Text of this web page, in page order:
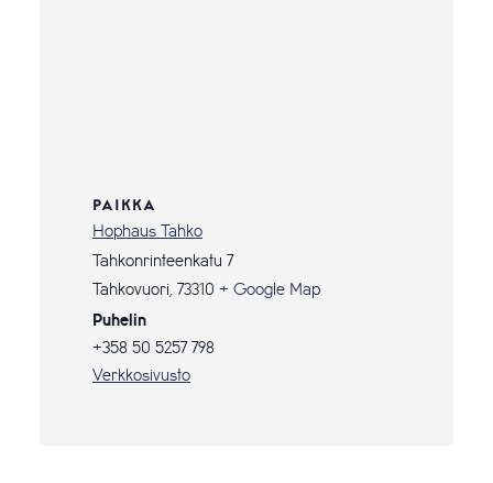
PAIKKA
Hophaus Tahko
Tahkonrinteenkatu 7
Tahkovuori, 73310 + Google Map
Puhelin
+358 50 5257 798
Verkkosivusto